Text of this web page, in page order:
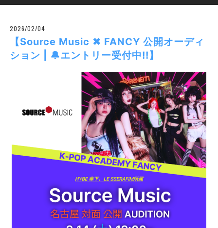
2026/02/04
【Source Music ✖ FANCY 公開オーディ
ション | 🔔エントリー受付中!!】